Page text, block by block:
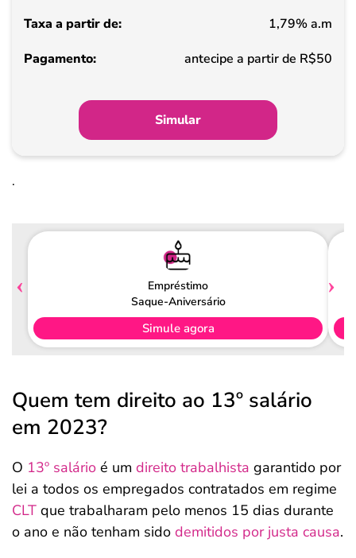
Pagamento
1,79% a.m
antecipe a partir de R$50
Simular
.
Empréstimo
Saque-Aniversário
Simule agora
Quem tem direito ao 13º salário
em 2023?
O 13º salário é um direito trabalhista garantido por
lei a todos os empregados contratados em regime
CLT que trabalharam pelo menos 15 dias durante
o ano e não tenham sido demitidos por justa causa.